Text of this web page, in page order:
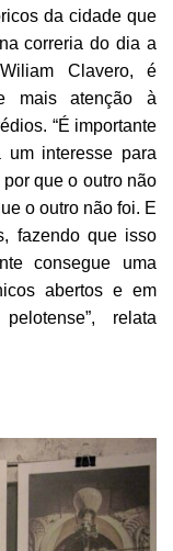
da cidade que
correria do dia a
Clavero, é
mais atenção à
“É importante
interesse para
que o outro não
o outro não foi. E
fazendo que isso
consegue uma
abertos e em
relata